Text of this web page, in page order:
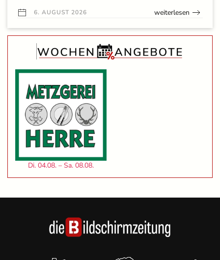
6. AUGUST 2026 weiterlesen
Di. 04.08. – Sa. 08.08.